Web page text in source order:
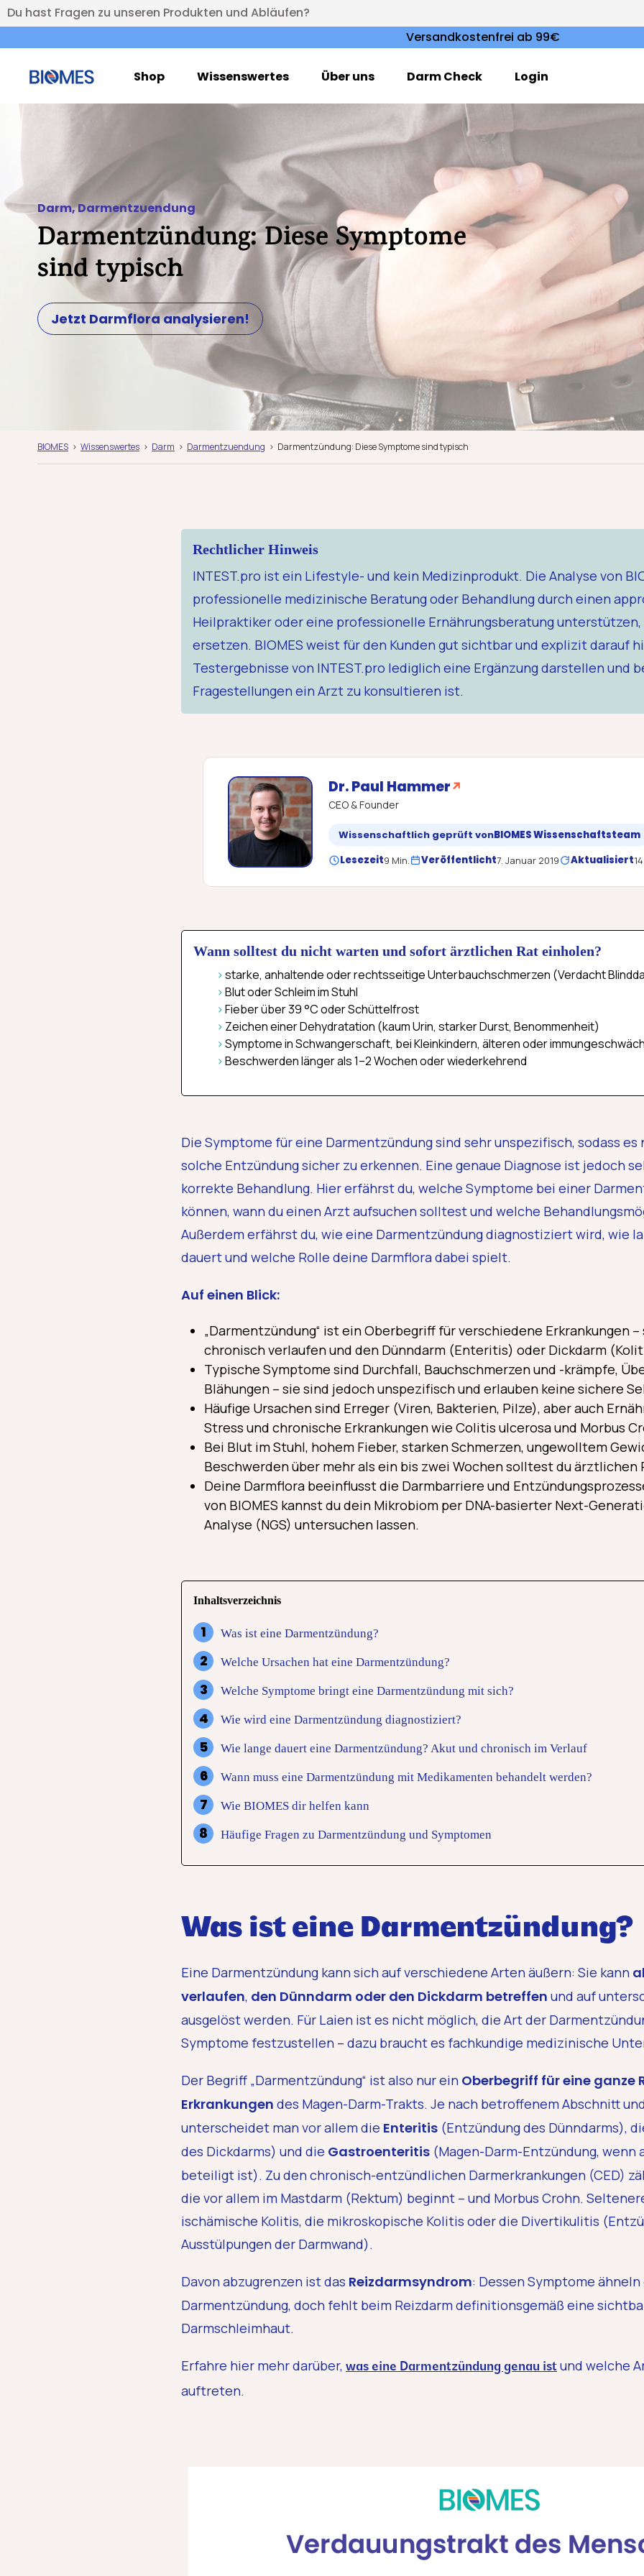
Du hast Fragen zu unseren Produkten und Abläufen?
Versandkostenfrei ab 99€
Shop Wissenswertes Über uns Darm Check Login
Darm,Darmentzuendung
Darmentzündung: Diese Symptome
sind typisch
Jetzt Darmflora analysieren!
BIOMES Wissenswertes Darm Darmentzuendung Darmentzündung: Diese Symptome sind typisch
Rechtlicher Hinweis
INTEST.pro ist ein Lifestyle- und kein Medizinprodukt. Die Analyse von
professionelle medizinische Beratung oder Behandlung durch einen
Heilpraktiker oder eine professionelle Ernährungsberatung unterstützen,
ersetzen. BIOMES weist für den Kunden gut sichtbar und explizit darauf
Testergebnisse von INTEST.pro lediglich eine Ergänzung darstellen und
Fragestellungen ein Arzt zu konsultieren ist.
Dr. Paul Hammer↗
CEO & Founder
Wissenschaftlich geprüft vonBIOMES Wissenschaftsteam
Lesezeit9 Min. Veröffentlicht7. Januar 2019 Aktualisiert
Wann solltest du nicht warten und sofort ärztlichen Rat einholen?
starke, anhaltende oder rechtsseitige Unterbauchschmerzen (Verdacht
Blut oder Schleim im Stuhl
Fieber über 39 °C oder Schüttelfrost
Zeichen einer Dehydratation (kaum Urin, starker Durst, Benommenheit)
Symptome in Schwangerschaft, bei Kleinkindern, älteren oder
Beschwerden länger als 1–2 Wochen oder wiederkehrend
Die Symptome für eine Darmentzündung sind sehr unspezifisch, sodass
solche Entzündung sicher zu erkennen. Eine genaue Diagnose ist jedoch
korrekte Behandlung. Hier erfährst du, welche Symptome bei einer
können, wann du einen Arzt aufsuchen solltest und welche
Außerdem erfährst du, wie eine Darmentzündung diagnostiziert wird, wie
dauert und welche Rolle deine Darmflora dabei spielt.
Auf einen Blick:
„Darmentzündung“ ist ein Oberbegriff für verschiedene Erkrankungen
chronisch verlaufen und den Dünndarm (Enteritis) oder Dickdarm
Typische Symptome sind Durchfall, Bauchschmerzen und -krämpfe,
Blähungen – sie sind jedoch unspezifisch und erlauben keine sichere
Häufige Ursachen sind Erreger (Viren, Bakterien, Pilze), aber auch
Stress und chronische Erkrankungen wie Colitis ulcerosa und Morbus
Bei Blut im Stuhl, hohem Fieber, starken Schmerzen, ungewolltem
Beschwerden über mehr als ein bis zwei Wochen solltest du ärztlichen
Deine Darmflora beeinflusst die Darmbarriere und
von BIOMES kannst du dein Mikrobiom per DNA-basierter Next-
Analyse (NGS) untersuchen lassen.
Inhaltsverzeichnis
Was ist eine Darmentzündung?
Welche Ursachen hat eine Darmentzündung?
Welche Symptome bringt eine Darmentzündung mit sich?
Wie wird eine Darmentzündung diagnostiziert?
Wie lange dauert eine Darmentzündung? Akut und chronisch im Verlauf
Wann muss eine Darmentzündung mit Medikamenten behandelt werden?
Wie BIOMES dir helfen kann
Häufige Fragen zu Darmentzündung und Symptomen
Was ist eine
Eine Darmentzündung kann sich auf verschiedene Arten äußern: Sie kann
verlaufen, den Dünndarm oder den Dickdarm betreffen und auf
ausgelöst werden. Für Laien ist es nicht möglich, die Art der
Symptome festzustellen – dazu braucht es fachkundige medizinische
Der Begriff „Darmentzündung“ ist also nur ein Oberbegriff für eine ganze
Erkrankungen des Magen-Darm-Trakts. Je nach betroffenem Abschnitt
unterscheidet man vor allem die Enteritis (Entzündung des Dünndarms),
des Dickdarms) und die Gastroenteritis (Magen-Darm-Entzündung, wenn
beteiligt ist). Zu den chronisch-entzündlichen Darmerkrankungen (CED)
die vor allem im Mastdarm (Rektum) beginnt – und Morbus Crohn.
ischämische Kolitis, die mikroskopische Kolitis oder die Divertikulitis
Ausstülpungen der Darmwand).
Davon abzugrenzen ist das Reizdarmsyndrom: Dessen Symptome
Darmentzündung, doch fehlt beim Reizdarm definitionsgemäß eine
Darmschleimhaut.
Erfahre hier mehr darüber, was eine Darmentzündung genau ist und welche
auftreten.